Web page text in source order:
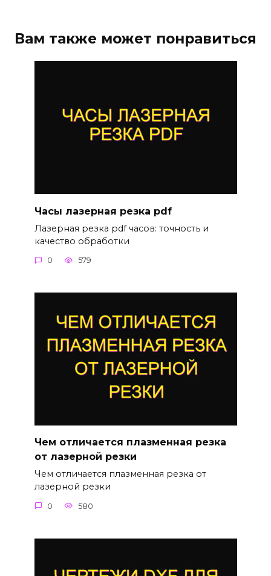
Вам также может понравиться
Часы лазерная резка pdf
Лазерная резка pdf часов: точность и
качество обработки
0 579
Чем отличается плазменная резка
от лазерной резки
Чем отличается плазменная резка от
лазерной резки
0 580